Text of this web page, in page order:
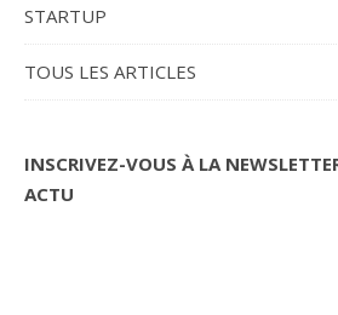
STARTUP
TOUS LES ARTICLES
INSCRIVEZ-VOUS À LA
ACTU